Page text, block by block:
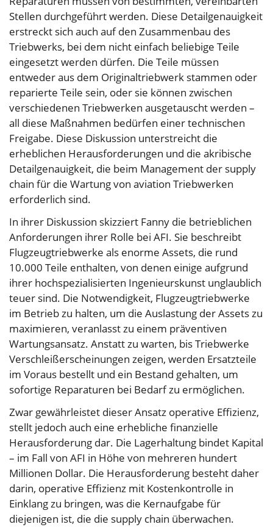
Stellen durchgeführt werden. Diese Detailgenauigkeit
erstreckt sich auch auf den Zusammenbau des
Triebwerks, bei dem nicht einfach beliebige Teile
eingesetzt werden dürfen. Die Teile müssen
entweder aus dem Originaltriebwerk stammen oder
reparierte Teile sein, oder sie können zwischen
verschiedenen Triebwerken ausgetauscht werden –
all diese Maßnahmen bedürfen einer technischen
Freigabe. Diese Diskussion unterstreicht die
erheblichen Herausforderungen und die akribische
Detailgenauigkeit, die beim Management der supply
chain für die Wartung von aviation Triebwerken
erforderlich sind.
In ihrer Diskussion skizziert Fanny die betrieblichen
Anforderungen ihrer Rolle bei AFI. Sie beschreibt
Flugzeugtriebwerke als enorme Assets, die rund
10.000 Teile enthalten, von denen einige aufgrund
ihrer hochspezialisierten Ingenieurskunst unglaublich
teuer sind. Die Notwendigkeit, Flugzeugtriebwerke
im Betrieb zu halten, um die Auslastung der Assets zu
maximieren, veranlasst zu einem präventiven
Wartungsansatz. Anstatt zu warten, bis Triebwerke
Verschleißerscheinungen zeigen, werden Ersatzteile
im Voraus bestellt und ein Bestand gehalten, um
sofortige Reparaturen bei Bedarf zu ermöglichen.
Zwar gewährleistet dieser Ansatz operative Effizienz,
stellt jedoch auch eine erhebliche finanzielle
Herausforderung dar. Die Lagerhaltung bindet Kapital
– im Fall von AFI in Höhe von mehreren hundert
Millionen Dollar. Die Herausforderung besteht daher
darin, operative Effizienz mit Kostenkontrolle in
Einklang zu bringen, was die Kernaufgabe für
diejenigen ist, die die supply chain überwachen.